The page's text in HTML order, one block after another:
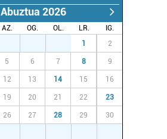
Abuztua 2026
AZ. OG. OL. LR.
IG.
1 2
5 6 7 8 9
12 13 14 15 16
19 20 21 22 23
26 27 28 29 30